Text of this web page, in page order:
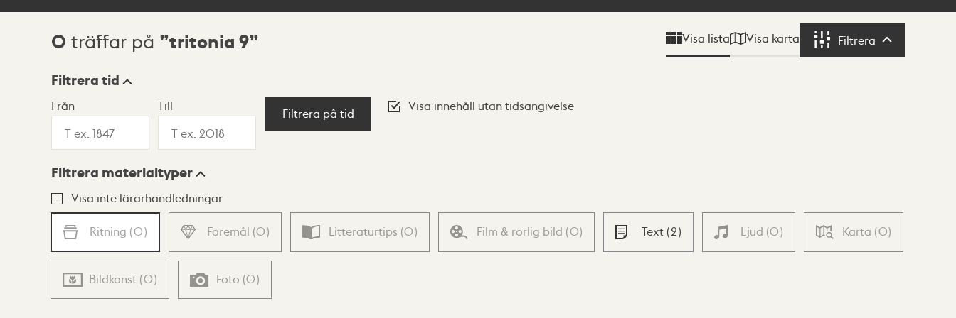
Sökresultat
0 träffar på tritonia 9 Visa lista Visa karta Filtrera Filtrera
Visningsläge
Lista Karta
Filtrera tid
Från Till
Filtrera på tid
Visa innehåll utan tidsangivelse
Filtrera materialtyper
Visa inte lärarhandledningar
Ritning (0) Föremål (0) Litteraturtips (0) Film & rörlig bild (0) Text (2) Ljud (0) Karta (0)
Bildkonst (0) Foto (0)